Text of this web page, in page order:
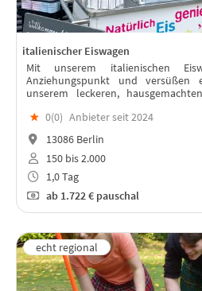
italienischer Eiswagen
Mit unserem italienischen
Anziehungspunkt und
unserem leckeren,
★ 0(0) Anbieter seit 2024
13086 Berlin
150 bis 2.000
1,0 Tag
ab1.722 € pauschal